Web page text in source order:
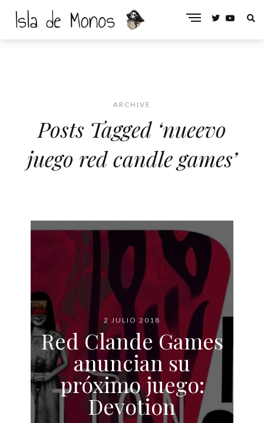
ARCHIVE
Posts Tagged ‘nueevo
juego red candle games’
2 JULIO 2018
Red Clande Games
anuncian su
próximo juego:
Devotion